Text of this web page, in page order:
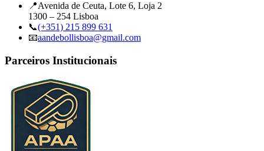
📍Avenida de Ceuta, Lote 6, Loja 2
1300 – 254 Lisboa
📞(+351) 215 899 631
📧aandebollisboa@gmail.com
Parceiros Institucionais